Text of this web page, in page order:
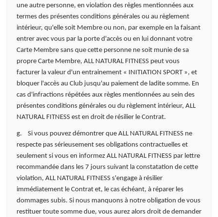
une autre personne, en violation des règles mentionnées aux
termes des présentes conditions générales ou au règlement
intérieur, qu'elle soit Membre ou non, par exemple en la faisant
entrer avec vous par la porte d'accès ou en lui donnant votre
Carte Membre sans que cette personne ne soit munie de sa
propre Carte Membre, ALL NATURAL FITNESS peut vous
facturer la valeur d'un entrainement « INITIATION SPORT », et
bloquer l'accès au Club jusqu'au paiement de ladite somme. En
cas d'infractions répétées aux règles mentionnées au sein des
présentes conditions générales ou du règlement intérieur, ALL
NATURAL FITNESS est en droit de résilier le Contrat.
g. Si vous pouvez démontrer que ALL NATURAL FITNESS ne
respecte pas sérieusement ses obligations contractuelles et
seulement si vous en informez ALL NATURAL FITNESS par lettre
recommandée dans les 7 jours suivant la constatation de cette
violation, ALL NATURAL FITNESS s'engage à résilier
immédiatement le Contrat et, le cas échéant, à réparer les
dommages subis. Si nous manquons à notre obligation de vous
restituer toute somme due, vous aurez alors droit de demander